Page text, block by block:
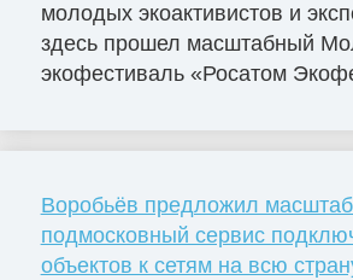
молодых экоактивистов и
здесь прошел масштабный
экофестиваль «Росатом
Воробьёв предложил
подмосковный сервис
объектов к сетям на всю